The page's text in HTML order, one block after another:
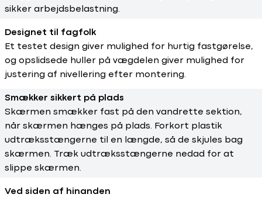
sikker arbejdsbelastning.
Designet til fagfolk
Et testet design giver mulighed for hurtig fastgørelse,
og opslidsede huller på vægdelen giver mulighed for
justering af nivellering efter montering.
Smækker sikkert på plads
Skærmen smækker fast på den vandrette sektion,
når skærmen hænges på plads. Forkort plastik
udtræksstængerne til en længde, så de skjules bag
skærmen. Træk udtræksstængerne nedad for at
slippe skærmen.
Ved siden af hinanden